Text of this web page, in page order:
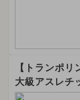
【トランポ
大級アスレチ